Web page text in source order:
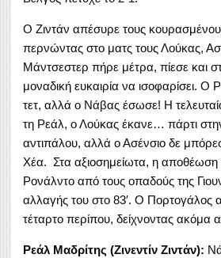
Ο Ζιντάν απέσυρε τους
περνώντας στο ματς τους Λούκας,
Μάντσεστερ πήρε μέτρα, πίεσε και
μοναδική ευκαιρία να ισοφαρίσει. Ο
τετ, αλλά ο Νάβας έσωσε! Η
τη Ρεάλ, ο Λούκας έκανε… πάρτι
αντιπάλου, αλλά ο Ασένσιο δε
Χέα. Στα αξιοσημείωτα, η αποθέωση
Ρονάλντο από τους οπαδούς της
αλλαγής του στο 83′. Ο Πορτογάλος
τέταρτο περίπου, δείχνοντας ακόμα
Ρεάλ Μαδρίτης (Ζινεντίν Ζιντάν):